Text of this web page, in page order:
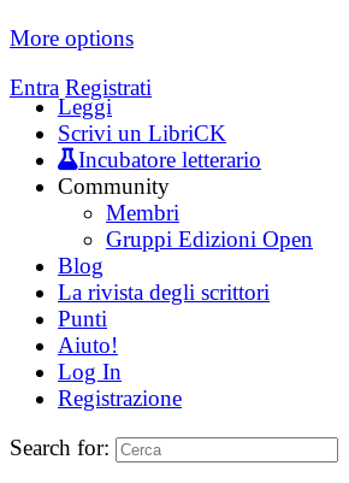
More options
Entra Registrati
Leggi
Scrivi un LibriCK
Incubatore letterario
Community
Membri
Gruppi Edizioni Open
Blog
La rivista degli scrittori
Punti
Aiuto!
Log In
Registrazione
Search for: